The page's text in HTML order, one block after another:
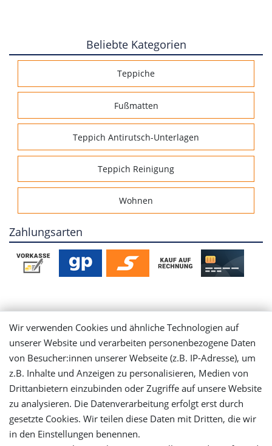
Beliebte Kategorien
Teppiche
Fußmatten
Teppich Antirutsch-Unterlagen
Teppich Reinigung
Wohnen
Zahlungsarten
Mein Konto
Login
Registrieren
Versandinformationen
Wir verwenden Cookies und ähnliche Technologien auf
unserer Website und verarbeiten personenbezogene Daten
von Besucher:innen unserer Webseite (z.B. IP-Adresse), um
z.B. Inhalte und Anzeigen zu personalisieren, Medien von
Drittanbietern einzubinden oder Zugriffe auf unsere Website
zu analysieren. Die Datenverarbeitung erfolgt erst durch
gesetzte Cookies. Wir teilen diese Daten mit Dritten, die wir
in den Einstellungen benennen.